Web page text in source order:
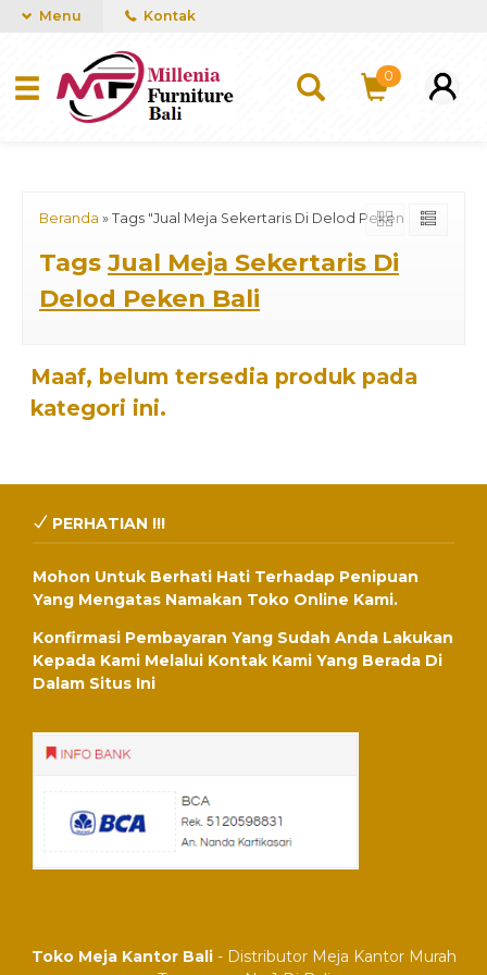
mUCn7CwGawCVTvwq7a99f4AgACOVgZvYEW65FFSDBf0
Menu Kontak
0
Beranda » Tags "Jual Meja Sekertaris Di Delod Peken Bali"
Tags Jual Meja Sekertaris Di
Delod Peken Bali
Maaf, belum tersedia produk pada
kategori ini.
PERHATIAN !!!
Mohon Untuk Berhati Hati Terhadap Penipuan
Yang Mengatas Namakan Toko Online Kami.
Konfirmasi Pembayaran Yang Sudah Anda Lakukan
Kepada Kami Melalui Kontak Kami Yang Berada Di
Dalam Situs Ini
Toko Meja Kantor Bali- Distributor Meja Kantor Murah